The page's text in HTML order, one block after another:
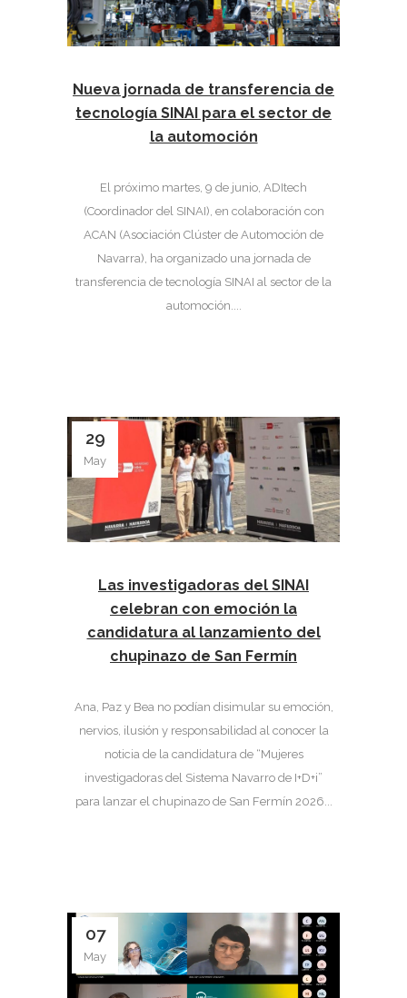
Nueva jornada de transferencia de
tecnología SINAI para el sector de
la automoción
El próximo martes, 9 de junio, ADItech
(Coordinador del SINAI), en colaboración con
ACAN (Asociación Clúster de Automoción de
Navarra), ha organizado una jornada de
transferencia de tecnología SINAI al sector de la
automoción....
29
May
Las investigadoras del SINAI
celebran con emoción la
candidatura al lanzamiento del
chupinazo de San Fermín
Ana, Paz y Bea no podían disimular su emoción,
nervios, ilusión y responsabilidad al conocer la
noticia de la candidatura de “Mujeres
investigadoras del Sistema Navarro de I+D+i”
para lanzar el chupinazo de San Fermín 2026...
07
May